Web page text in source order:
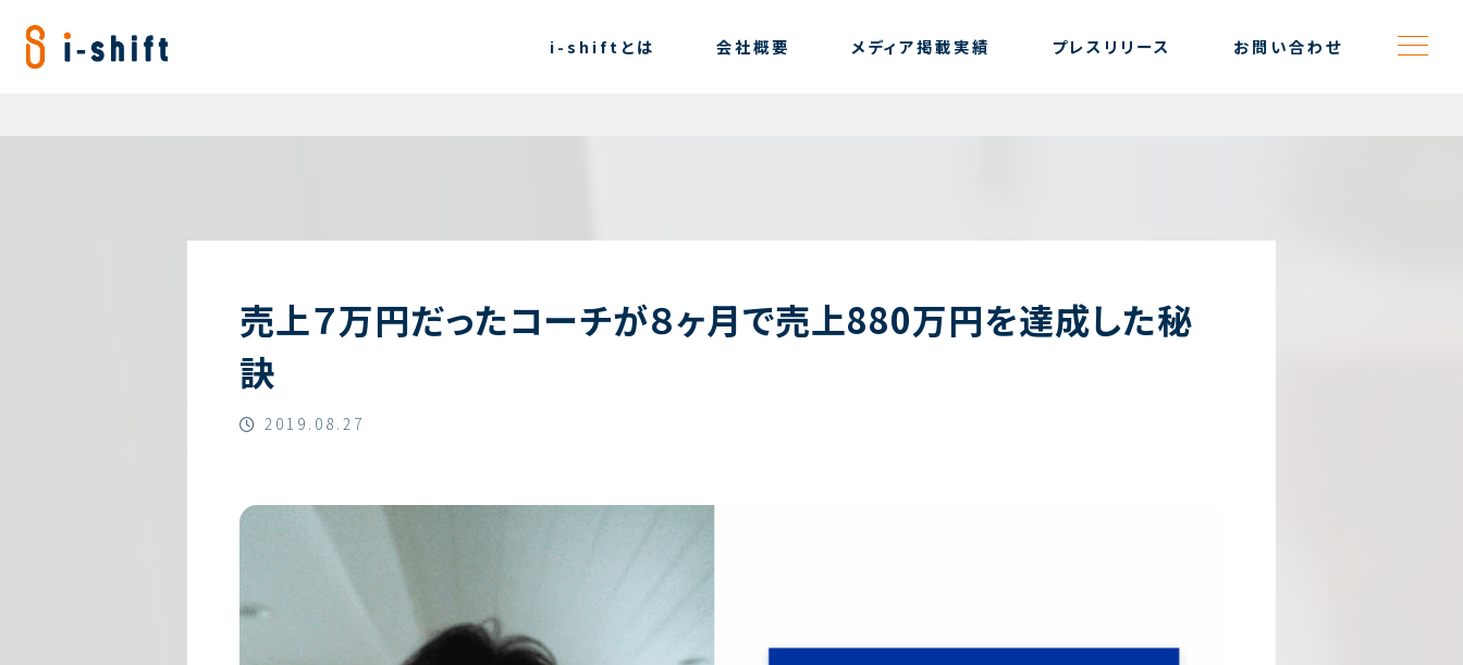
株式会社i-shift
i-shiftとは 会社概要 メディア掲載実績 プレスリリース お問い合わせ
売上７万円だったコーチが８ヶ月で売上880万円を達成した秘
訣
2019.08.27